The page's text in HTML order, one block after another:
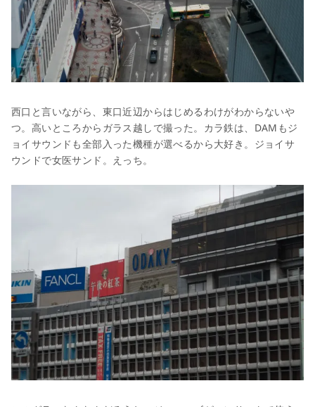
西口と言いながら、東口近辺からはじめるわけがわからないや
つ。高いところからガラス越しで撮った。カラ鉄は、DAMもジ
ョイサウンドも全部入った機種が選べるから大好き。ジョイサ
ウンドで女医サンド。えっち。